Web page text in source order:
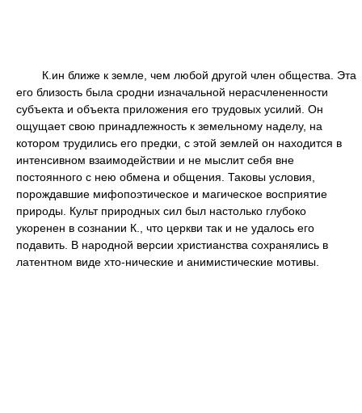
К.ин ближе к земле, чем любой другой член общества. Эта
его близость была сродни изначальной нерасчлененности
субъекта и объекта приложения его трудовых усилий. Он
ощущает свою принадлежность к земельному наделу, на
котором трудились его предки, с этой землей он находится в
интенсивном взаимодействии и не мыслит себя вне
постоянного с нею обмена и общения. Таковы условия,
порождавшие мифопоэтическое и магическое восприятие
природы. Культ природных сил был настолько глубоко
укоренен в сознании К., что церкви так и не удалось его
подавить. В народной версии христианства сохранялись в
латентном виде хто-нические и анимистические мотивы.